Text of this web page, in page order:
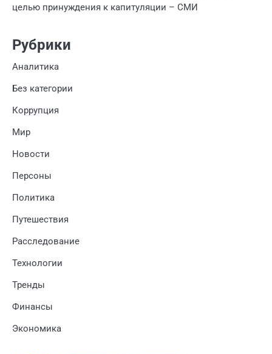
целью принуждения к капитуляции – СМИ
Рубрики
Аналитика
Без категории
Коррупция
Мир
Новости
Персоны
Политика
Путешествия
Расследование
Технологии
Тренды
Финансы
Экономика